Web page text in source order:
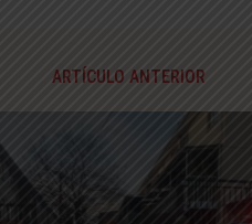
ARTÍCULO ANTERIOR